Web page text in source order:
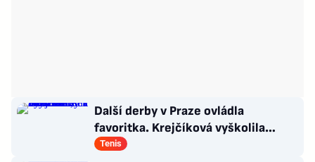
Další derby v Praze ovládla
favoritka. Krejčíková vyškolila
Šalkovou, zbytek Češek ale smutní
Tenis